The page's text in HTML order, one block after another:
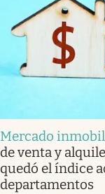
Mercado
de venta y
quedó el índice
departamentos